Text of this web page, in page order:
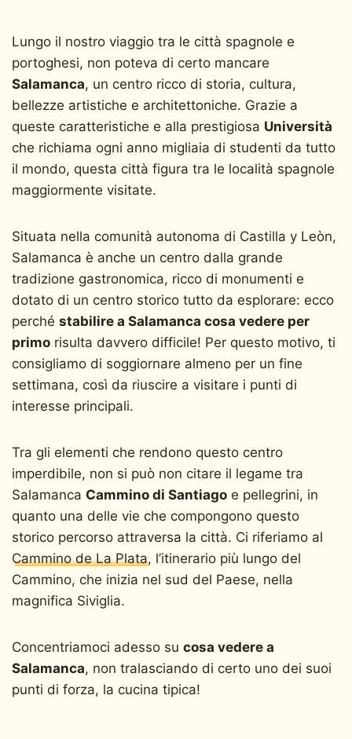
Lungo il nostro viaggio tra le città spagnole e
portoghesi, non poteva di certo mancare
Salamanca, un centro ricco di storia, cultura,
bellezze artistiche e architettoniche. Grazie a
queste caratteristiche e alla prestigiosa Università
che richiama ogni anno migliaia di studenti da tutto
il mondo, questa città figura tra le località spagnole
maggiormente visitate.
Situata nella comunità autonoma di Castilla y Leòn,
Salamanca è anche un centro dalla grande
tradizione gastronomica, ricco di monumenti e
dotato di un centro storico tutto da esplorare: ecco
perché stabilire a Salamanca cosa vedere per
primorisulta davvero difficile! Per questo motivo, ti
consigliamo di soggiornare almeno per un fine
settimana, così da riuscire a visitare i punti di
interesse principali.
Tra gli elementi che rendono questo centro
imperdibile, non si può non citare il legame tra
Salamanca Cammino di Santiagoe pellegrini, in
quanto una delle vie che compongono questo
storico percorso attraversa la città. Ci riferiamo al
Cammino de La Plata, l’itinerario più lungo del
Cammino, che inizia nel sud del Paese, nella
magnifica Siviglia.
Concentriamoci adesso su cosa vedere a
Salamanca, non tralasciando di certo uno dei suoi
punti di forza, la cucina tipica!